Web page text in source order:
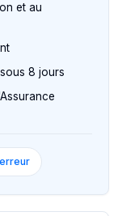
et au
8 jours